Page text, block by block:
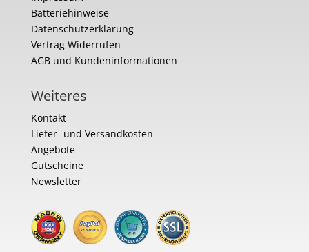
Batteriehinweise
Datenschutzerklärung
Vertrag Widerrufen
AGB und Kundeninformationen
Weiteres
Kontakt
Liefer- und Versandkosten
Angebote
Gutscheine
Newsletter